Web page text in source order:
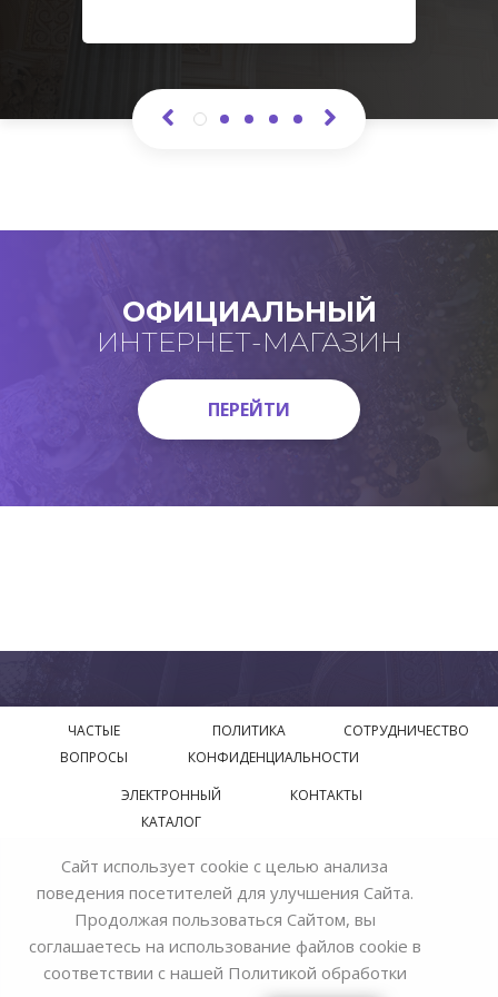
ОФИЦИАЛЬНЫЙ
ИНТЕРНЕТ-МАГАЗИН
ПЕРЕЙТИ
ПЕРЕЙТИ
ЧАСТЫЕ
ВОПРОСЫ
ПОЛИТИКА
КОНФИДЕНЦИАЛЬНОСТИ
СОТРУДНИЧЕСТВО
ЭЛЕКТРОННЫЙ
КАТАЛОГ
КОНТАКТЫ
© 2018—2026 Официальный сайт завода производителя
Bohemia Ivele Crystal
Сайт использует cookie с целью анализа
поведения посетителей для улучшения Сайта.
Продолжая пользоваться Сайтом, вы
соглашаетесь на использование файлов cookie в
соответствии с нашей Политикой обработки